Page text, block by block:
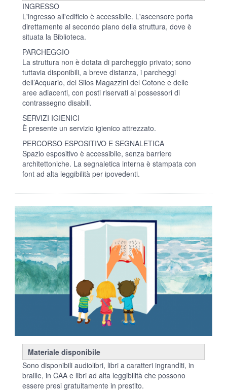
INGRESSO
L'ingresso all'edificio è accessibile. L'ascensore porta
direttamente al secondo piano della struttura, dove è
situata la Biblioteca.
PARCHEGGIO
La struttura non è dotata di parcheggio privato; sono
tuttavia disponibili, a breve distanza, i parcheggi
dell’Acquario, del Silos Magazzini del Cotone e delle
aree adiacenti, con posti riservati ai possessori di
contrassegno disabili.
SERVIZI IGIENICI
È presente un servizio igienico attrezzato.
PERCORSO ESPOSITIVO E SEGNALETICA
Spazio espositivo è accessibile, senza barriere
architettoniche. La segnaletica interna è stampata con
font ad alta leggibilità per ipovedenti.
Materiale disponibile
Sono disponibili audiolibri, libri a caratteri ingranditi, in
braille, in CAA e libri ad alta leggibilità che possono
essere presi gratuitamente in prestito.